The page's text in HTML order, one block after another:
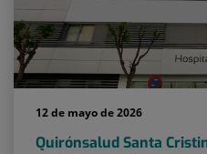
12 de mayo de 2026
Quirónsalud Santa